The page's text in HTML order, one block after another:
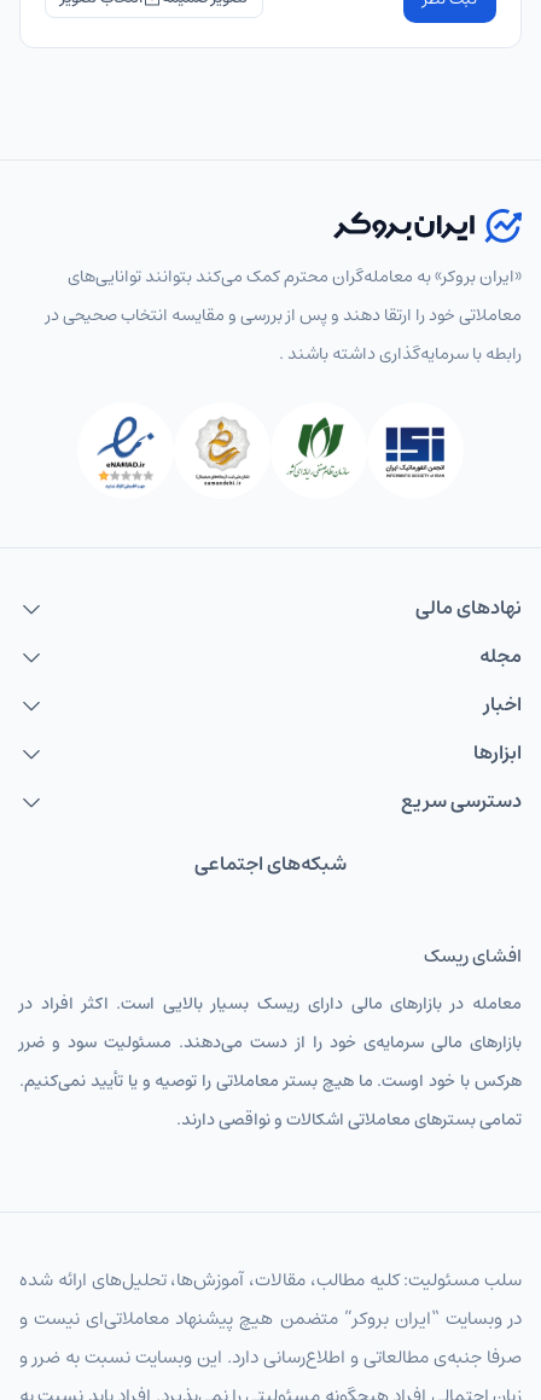
«ایران بروکر» به معامله‌گران محترم کمک می‌کند بتوانند توانایی‌های
معاملاتی خود را ارتقا دهند و پس از بررسی و مقایسه انتخاب‌ صحیحی در
رابطه با سرمایه‌گذاری داشته باشند .
نهاد‌های مالی
مجله
اخبار
ابزارها
دسترسی سریع
شبکه‌های اجتماعی
افشای ریسک
معامله در بازارهای مالی دارای ریسک بسیار بالایی است. اکثر افراد در
بازارهای مالی سرمایه‌ی خود را از دست می‌دهند. مسئولیت سود و ضرر
هرکس با خود اوست. ما هیچ بستر معاملاتی را توصیه و یا تأیید نمی‌کنیم.
تمامی بسترهای معاملاتی اشکالات و نواقصی دارند.
سلب مسئولیت: کلیه مطالب، مقالات، آموزش‌ها، تحلیل‌های ارائه شده
در وبسایت “ایران بروکر” متضمن هیچ پیشنهاد معاملاتی‌ای نیست و
صرفا جنبه‌ی مطالعاتی و اطلاع‌رسانی دارد. این وبسایت نسبت به ضرر و